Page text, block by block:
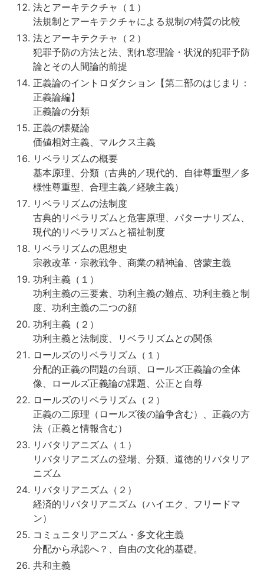
法とアーキテクチャ（１）
法規制とアーキテクチャによる規制の特質の比較
法とアーキテクチャ（２）
犯罪予防の方法と法、割れ窓理論・状況的犯罪予防
論とその人間論的前提
正義論のイントロダクション【第二部のはじまり：
正義論編】
正義論の分類
正義の懐疑論
価値相対主義、マルクス主義
リベラリズムの概要
基本原理、分類（古典的／現代的、自律尊重型／多
様性尊重型、合理主義／経験主義）
リベラリズムの法制度
古典的リベラリズムと危害原理、パターナリズム、
現代的リベラリズムと福祉制度
リベラリズムの思想史
宗教改革・宗教戦争、商業の精神論、啓蒙主義
功利主義（１）
功利主義の三要素、功利主義の難点、功利主義と制
度、功利主義の二つの顔
功利主義（２）
功利主義と法制度、リベラリズムとの関係
ロールズのリベラリズム（１）
分配的正義の問題の台頭、ロールズ正義論の全体
像、ロールズ正義論の課題、公正と自尊
ロールズのリベラリズム（２）
正義の二原理（ロールズ後の論争含む）、正義の方
法（正義と情報含む）
リバタリアニズム（１）
リバタリアニズムの登場、分類、道徳的リバタリア
ニズム
リバタリアニズム（２）
経済的リバタリアニズム（ハイエク、フリードマ
ン）
コミュニタリアニズム・多文化主義
分配から承認へ？、自由の文化的基礎。
共和主義